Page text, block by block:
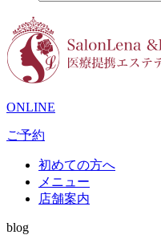
ONLINE
ご予約
初めての方へ
メニュー
店舗案内
blog